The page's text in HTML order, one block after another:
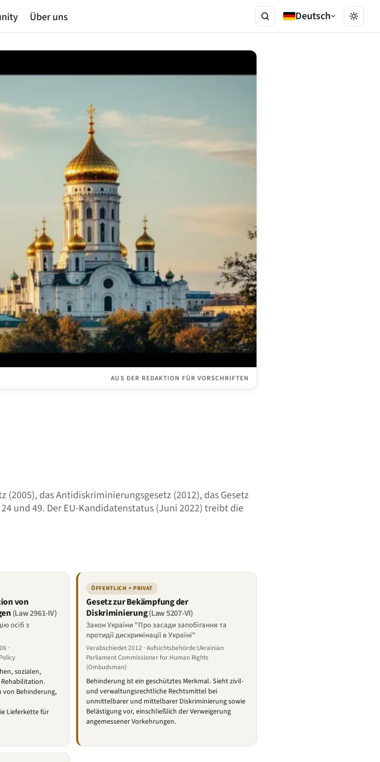
Über uns Deutsch
AUS DER REDAKTION FÜR VORSCHRIFTEN
(2005), das Antidiskriminierungsgesetz (2012), das Gesetz
und 49. Der EU-Kandidatenstatus (Juni 2022) treibt die
von
(Law 2961-IV)
осіб з
·
sozialen,
von Behinderung,
Lieferkette für
ÖFFENTLICH + PRIVAT
Gesetz zur Bekämpfung der
Diskriminierung(Law 5207-VI)
Закон України "Про засади запобігання та
протидії дискримінації в Україні"
Verabschiedet 2012 · Aufsichtsbehörde:Ukrainian
Parliament Commissioner for Human Rights
(Ombudsman)
Behinderung ist ein geschütztes Merkmal. Sieht zivil-
und verwaltungsrechtliche Rechtsmittel bei
unmittelbarer und mittelbarer Diskriminierung sowie
Belästigung vor, einschließlich der Verweigerung
angemessener Vorkehrungen.